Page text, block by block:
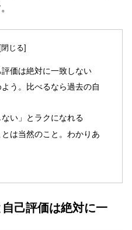
価は絶対に一致しない
う。比べるなら過去の自
い」とラクになれる
は当然のこと。わかりあ
己評価は絶対に一